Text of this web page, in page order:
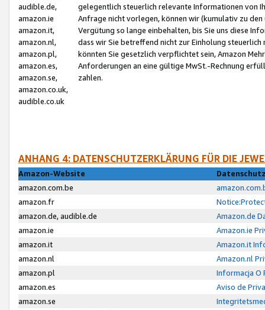
audible.de,
amazon.ie
amazon.it,
amazon.nl,
amazon.pl,
amazon.es,
amazon.se,
amazon.co.uk,
audible.co.uk
gelegentlich steuerlich relevante Informationen von
Anfrage nicht vorlegen, können wir (kumulativ zu
Vergütung so lange einbehalten, bis Sie uns diese
dass wir Sie betreffend nicht zur Einholung
könnten Sie gesetzlich verpflichtet sein, Amazon
Anforderungen an eine gültige MwSt.-Rechnung
zahlen.
ANHANG 4: DATENSCHUTZERKLÄRUNG FÜR DIE
Amazon-Website
amazon.com.be
amazon.fr
amazon.de, audible.de
Amazon.de
amazon.ie
Amazon.ie
amazon.it
Amazon.it
amazon.nl
Amazon.nl
amazon.pl
Informacja O
amazon.es
Aviso de
amazon.se